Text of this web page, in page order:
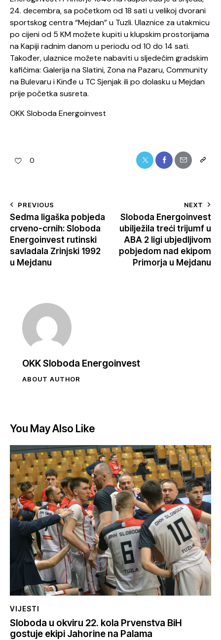
24. decembra, sa početkom od 18 sati u velikoj dvorani
sportskog centra “Mejdan” u Tuzli. Ulaznice za utakmicu
po cijeni od 5 KM možete kupiti u klupskim prostorijama
na Kapiji radnim danom u periodu od 10 do 14 sati.
Također, ulaznice možete nabaviti u sljedećim gradskim
kafićima: Galerija na Slatini, Zona na Pazaru, Community
na Bulevaru i Kinđe u TC Sjenjak ili po dolasku u Mejdan
prije početka susreta.
OKK Sloboda Energoinvest
0
PREVIOUS
Sedma ligaška pobjeda
crveno-crnih: Sloboda
Energoinvest rutinski
savladala Zrinjski 1992
u Mejdanu
NEXT
Sloboda Energoinvest
ubilježila treći trijumf u
ABA 2 ligi ubjedljivom
pobjedom nad ekipom
Primorja u Mejdanu
OKK Sloboda Energoinvest
ABOUT AUTHOR
You May Also Like
VIJESTI
Sloboda u okviru 22. kola Prvenstva BiH
gostuje ekipi Jahorine na Palama